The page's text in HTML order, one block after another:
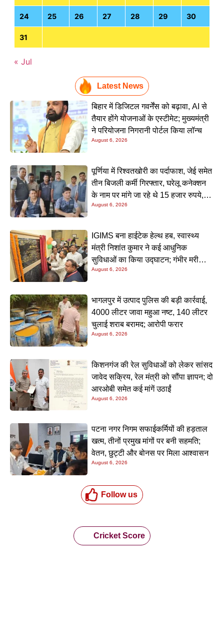
24 25 26 27 28 29 30
31
« Jul
Latest News
बिहार में डिजिटल गवर्नेंस को बढ़ावा, AI से
तैयार होंगे योजनाओं के एस्टीमेट; मुख्यमंत्री
ने परियोजना निगरानी पोर्टल किया लॉन्च
August 6, 2026
पूर्णिया में रिश्वतखोरी का पर्दाफाश, जेई समेत
तीन बिजली कर्मी गिरफ्तार, घरेलू कनेक्शन
के नाम पर मांगे जा रहे थे 15 हजार रुपये,
निगरानी टीम ने रंगे हाथ पकड़ा
August 6, 2026
IGIMS बना हाईटेक हेल्थ हब, स्वास्थ्य
मंत्री निशांत कुमार ने कई आधुनिक
सुविधाओं का किया उद्घाटन; गंभीर मरीजों
के इलाज में आएगा बड़ा सुधार
August 6, 2026
भागलपुर में उत्पाद पुलिस की बड़ी कार्रवाई,
4000 लीटर जावा महुआ नष्ट, 140 लीटर
चुलाई शराब बरामद; आरोपी फरार
August 6, 2026
किशनगंज की रेल सुविधाओं को लेकर सांसद
जावेद सक्रिय, रेल मंत्री को सौंपा ज्ञापन; दो
आरओबी समेत कई मांगें उठाईं
August 6, 2026
पटना नगर निगम सफाईकर्मियों की हड़ताल
खत्म, तीनों प्रमुख मांगों पर बनी सहमति;
वेतन, छुट्टी और बोनस पर मिला आश्वासन
August 6, 2026
Follow us
Cricket Score